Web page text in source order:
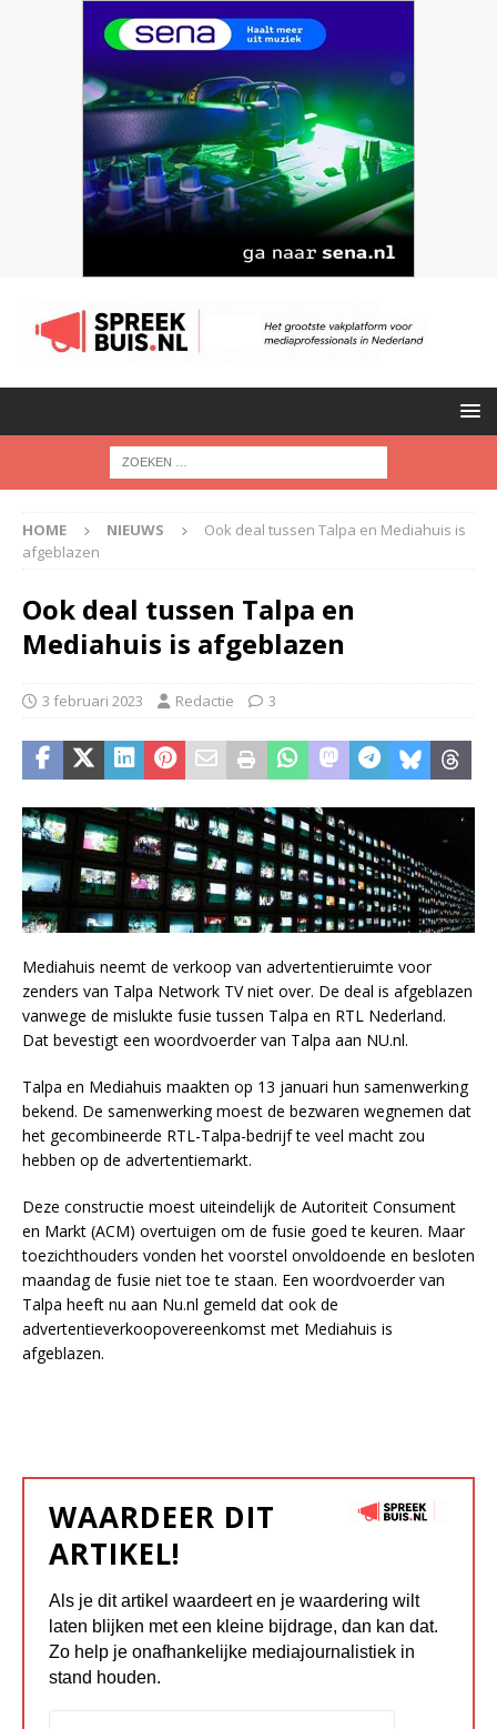
HOME NIEUWS
Ook deal tussen Talpa en Mediahuis is
afgeblazen
Ook deal tussen Talpa en
Mediahuis is afgeblazen
3 februari 2023 Redactie 3
Mediahuis neemt de verkoop van advertentieruimte voor
zenders van Talpa Network TV niet over. De deal is afgeblazen
vanwege de mislukte fusie tussen Talpa en RTL Nederland.
Dat bevestigt een woordvoerder van Talpa aan NU.nl.
Talpa en Mediahuis maakten op 13 januari hun samenwerking
bekend. De samenwerking moest de bezwaren wegnemen dat
het gecombineerde RTL-Talpa-bedrijf te veel macht zou
hebben op de advertentiemarkt.
Deze constructie moest uiteindelijk de Autoriteit Consument
en Markt (ACM) overtuigen om de fusie goed te keuren. Maar
toezichthouders vonden het voorstel onvoldoende en besloten
maandag de fusie niet toe te staan. Een woordvoerder van
Talpa heeft nu aan Nu.nl gemeld dat ook de
advertentieverkoopovereenkomst met Mediahuis is
afgeblazen.
WAARDEER DIT
ARTIKEL!
Als je dit artikel waardeert en je waardering wilt
laten blijken met een kleine bijdrage, dan kan dat.
Zo help je onafhankelijke mediajournalistiek in
stand houden.